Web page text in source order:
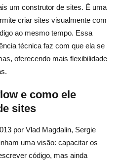
é a plataforma certa
experiência em codificação?
um construtor de sites. É uma
criar sites visualmente com
ao mesmo tempo. Essa
técnica faz com que ela se
oferecendo mais flexibilidade
e como ele
sites
por Vlad Magdalin, Sergie
uma visão: capacitar os
código, mas ainda